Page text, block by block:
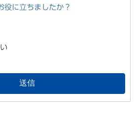
役に立ちましたか？